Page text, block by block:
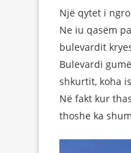
Një qytet i
Ne iu qasëm
bulevardit
Bulevardi
shkurtit, koha
Në fakt kur
thoshe ka